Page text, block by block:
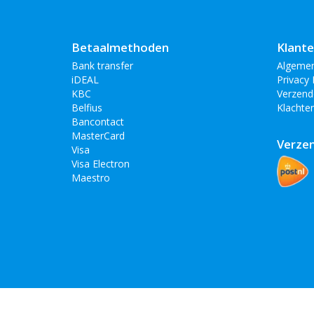
Betaalmethoden
Bank transfer
iDEAL
KBC
Belfius
Bancontact
MasterCard
Visa
Visa Electron
Maestro
Privacy